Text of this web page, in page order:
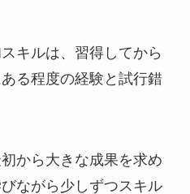
キルは、習得してから
る程度の経験と試行錯
から大きな成果を求め
ながら少しずつスキル